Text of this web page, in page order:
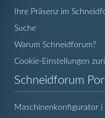
Ihre Präsenz im
Suche
Warum Schneidforum?
Cookie-Einstellungen
Schneidforum
Maschinenkonfigurator |